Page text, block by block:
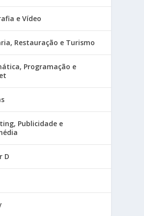
e Vídeo
Restauração e Turismo
Programação e
Publicidade e
D